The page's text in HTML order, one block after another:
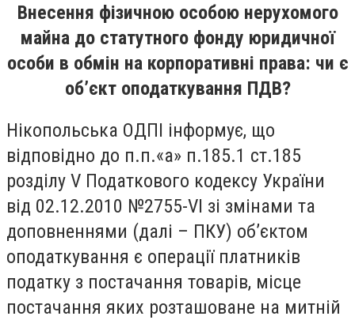
Внесення фізичною особою нерухомого
майна до статутного фонду юридичної
особи в обмін на корпоративні права: чи є
об’єкт оподаткування ПДВ?
Нікопольська ОДПІ інформує, що
відповідно до п.п.«а» п.185.1 ст.185
розділу V Податкового кодексу України
від 02.12.2010 №2755-VI зі змінами та
доповненнями (далі – ПКУ) об’єктом
оподаткування є операції платників
податку з постачання товарів, місце
постачання яких розташоване на митній